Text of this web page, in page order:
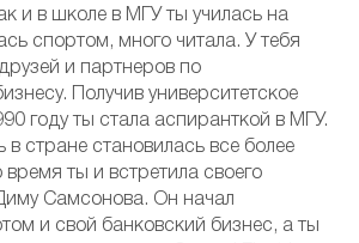
и в школе в МГУ ты училась на
спортом, много читала. У тебя
и партнеров по
Получив университетское
году ты стала аспиранткой в МГУ.
стране становилась все более
время ты и встретила своего
Самсонова. Он начал
и свой банковский бизнес, а ты